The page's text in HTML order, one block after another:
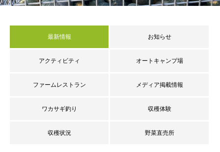
最新情報 お知らせ
アクティビティ オートキャンプ場
ファームレストラン メディア掲載情報
ワカサギ釣り 収穫体験
収穫状況 野菜直売所